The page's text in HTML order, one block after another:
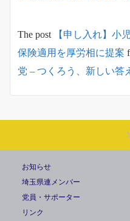
The post
【申し入れ】小
保険適用を厚労相に提案
党 – つくろう、新しい答
お知らせ
埼玉県連メンバー
党員・サポーター
リンク